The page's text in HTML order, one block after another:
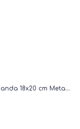
Charm Takılabilen Süresiz Dikey Haftalık Ajanda 18x20 cm Metalik Gümüş